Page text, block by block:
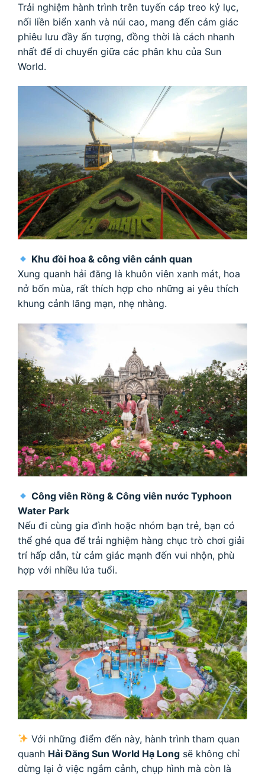
Trải nghiệm hành trình trên tuyến cáp treo kỷ lục,
nối liền biển xanh và núi cao, mang đến cảm giác
phiêu lưu đầy ấn tượng, đồng thời là cách nhanh
nhất để di chuyển giữa các phân khu của Sun
World.
Khu đồi hoa & công viên cảnh quan
Xung quanh hải đăng là khuôn viên xanh mát, hoa
nở bốn mùa, rất thích hợp cho những ai yêu thích
khung cảnh lãng mạn, nhẹ nhàng.
Công viên Rồng & Công viên nước Typhoon
Water Park
Nếu đi cùng gia đình hoặc nhóm bạn trẻ, bạn có
thể ghé qua để trải nghiệm hàng chục trò chơi giải
trí hấp dẫn, từ cảm giác mạnh đến vui nhộn, phù
hợp với nhiều lứa tuổi.
Với những điểm đến này, hành trình tham quan
quanh Hải Đăng Sun World Hạ Long sẽ không chỉ
dừng lại ở việc ngắm cảnh, chụp hình mà còn là